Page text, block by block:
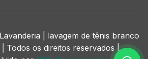
| lavagem de tênis branco
Todos os direitos reservados |